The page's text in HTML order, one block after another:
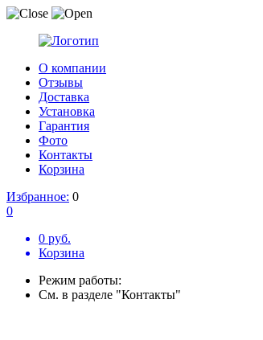
О компании
Отзывы
Доставка
Установка
Гарантия
Фото
Контакты
Корзина
Избранное: 0
0
0 руб.
Корзина
Режим работы:
См. в разделе "Контакты"